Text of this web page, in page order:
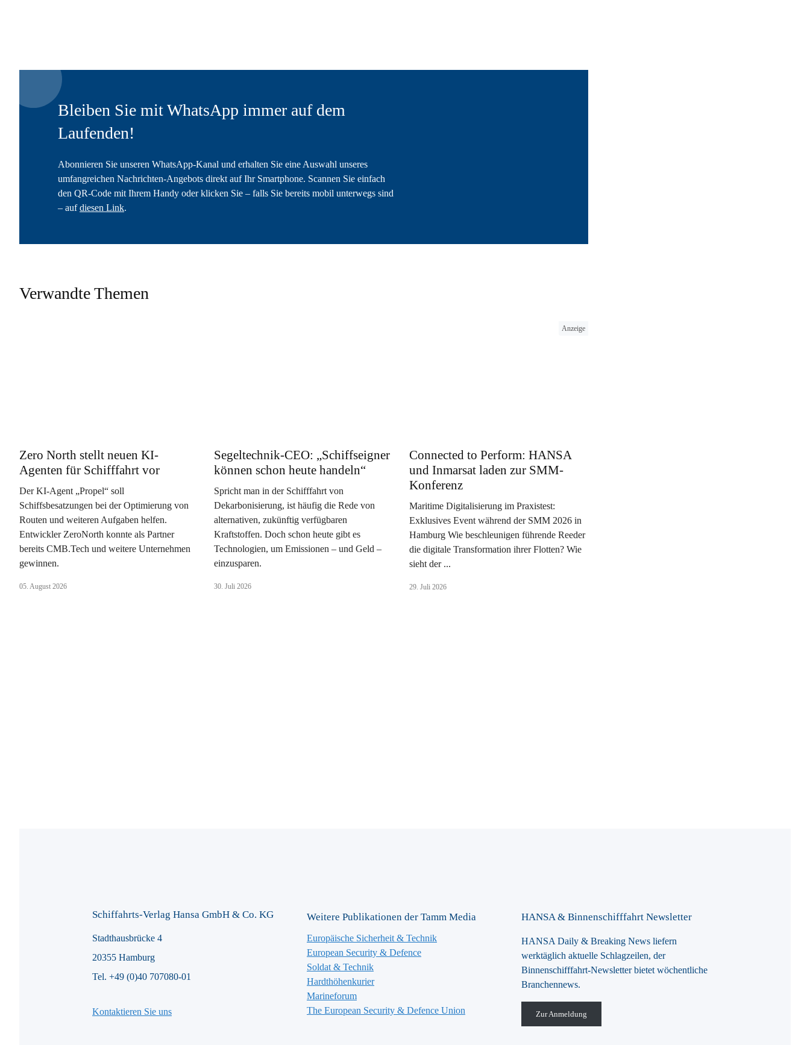
Bleiben Sie mit WhatsApp immer auf dem
Laufenden!
Abonnieren Sie unseren WhatsApp-Kanal und erhalten Sie eine Auswahl unseres
umfangreichen Nachrichten-Angebots direkt auf Ihr Smartphone. Scannen Sie einfach
den QR-Code mit Ihrem Handy oder klicken Sie – falls Sie bereits mobil unterwegs sind
– aufdiesen Link.
Verwandte Themen
Zero North stellt neuen KI-
Agenten für Schifffahrt vor
Der KI-Agent „Propel“ soll
Schiffsbesatzungen bei der Optimierung von
Routen und weiteren Aufgaben helfen.
Entwickler ZeroNorth konnte als Partner
bereits CMB.Tech und weitere Unternehmen
gewinnen.
05. August 2026
Segeltechnik-CEO: „Schiffseigner
können schon heute handeln“
Spricht man in der Schifffahrt von
Dekarbonisierung, ist häufig die Rede von
alternativen, zukünftig verfügbaren
Kraftstoffen. Doch schon heute gibt es
Technologien, um Emissionen – und Geld –
einzusparen.
30. Juli 2026
Anzeige
Connected to Perform: HANSA
und Inmarsat laden zur SMM-
Konferenz
Maritime Digitalisierung im Praxistest:
Exklusives Event während der SMM 2026 in
Hamburg Wie beschleunigen führende Reeder
die digitale Transformation ihrer Flotten? Wie
sieht der ...
29. Juli 2026
Schiffahrts-Verlag Hansa GmbH & Co. KG
Stadthausbrücke 4
20355 Hamburg
Tel. +49 (0)40 707080-01
Kontaktieren Sie uns
Weitere Publikationen der Tamm Media
Europäische Sicherheit & Technik
European Security & Defence
Soldat & Technik
Hardthöhenkurier
Marineforum
The European Security & Defence Union
HANSA & Binnenschifffahrt Newsletter
HANSA Daily & Breaking News liefern
werktäglich aktuelle Schlagzeilen, der
Binnenschifffahrt-Newsletter bietet wöchentliche
Branchennews.
Zur Anmeldung